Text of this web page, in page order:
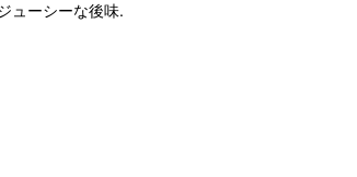
ューシーな後味.